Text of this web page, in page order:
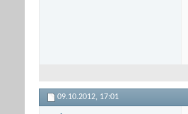
09.10.2012, 17:01